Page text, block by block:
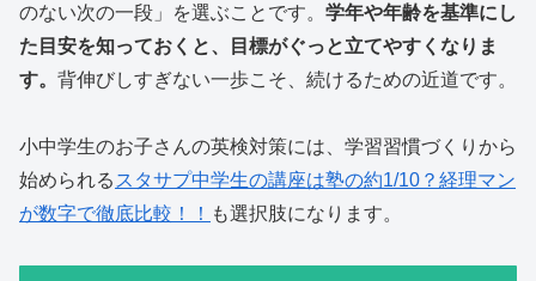
のない次の一段」を選ぶことです。 学年や年齢を基準にし
た目安を知っておくと、目標がぐっと立てやすくなりま
す。 背伸びしすぎない一歩こそ、続けるための近道です。
小中学生のお子さんの英検対策には、学習習慣づくりから
始められる スタサプ中学生の講座は塾の約1/10？経理マン
が数字で徹底比較！！ も選択肢になります。